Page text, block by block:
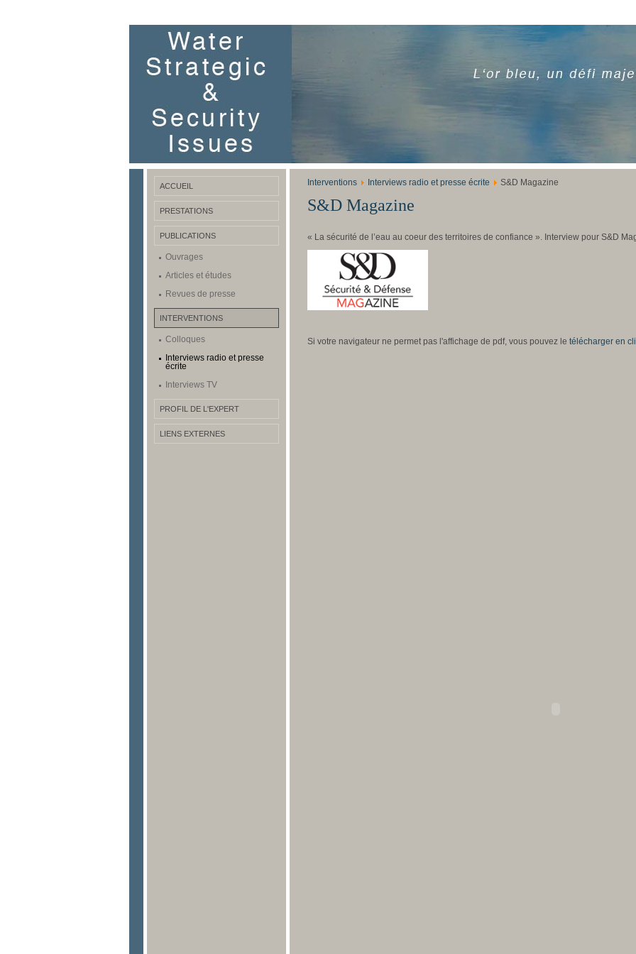
ACCUEIL
PRESTATIONS
PUBLICATIONS
Ouvrages
Articles et études
Revues de presse
INTERVENTIONS
Colloques
Interviews radio et presse
écrite
Interviews TV
PROFIL DE L'EXPERT
LIENS EXTERNES
Interventions Interviews radio et presse écrite S&D Magazine
S&D Magazine
« La sécurité de l’eau au coeur des territoires de confiance ». Interview pour S&D
Si votre navigateur ne permet pas l'affichage de pdf, vous pouvez le télécharger en